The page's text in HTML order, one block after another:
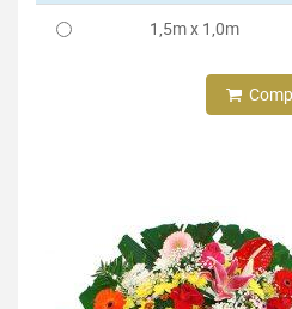
1,5m x 1,0m